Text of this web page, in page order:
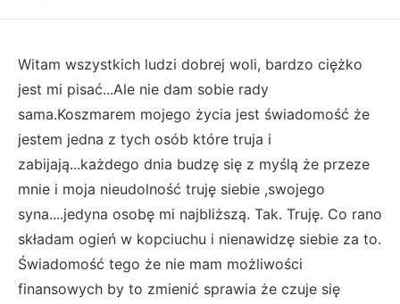
Witam wszystkich ludzi dobrej woli, bardzo ciężko
jest mi pisać...Ale nie dam sobie rady
sama.Koszmarem mojego życia jest świadomość że
jestem jedna z tych osób które truja i
zabijają...każdego dnia budzę się z myślą że przeze
mnie i moja nieudolność truję siebie ,swojego
syna....jedyna osobę mi najbliższą. Tak. Truję. Co rano
składam ogień w kopciuchu i nienawidzę siebie za to.
Świadomość tego że nie mam możliwości
finansowych by to zmienić sprawia że czuje się